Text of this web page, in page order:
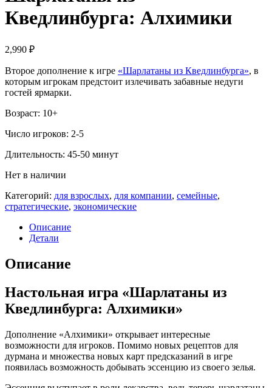
Кведлинбурга: Алхимики
2,990 ₽
Второе дополнение к игре «Шарлатаны из Кведлинбурга», в
которым игрокам предстоит излечивать забавные недуги
гостей ярмарки.
Возраст: 10+
Число игроков: 2-5
Длительность: 45-50 минут
Нет в наличии
Категорий: для взрослых, для компании, семейные,
стратегические, экономические
Описание
Детали
Описание
Настольная игра «Шарлатаны из
Кведлинбурга: Алхимики»
Дополнение «Алхимики» открывает интересные
возможности для игроков. Помимо новых рецептов для
дурмана и множества новых карт предсказаний в игре
появилась возможность добывать эссенцию из своего зелья.